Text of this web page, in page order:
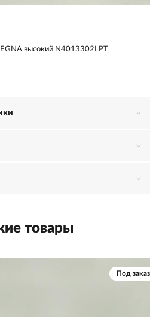
высокий N4013302LPT
товары
Под заказ